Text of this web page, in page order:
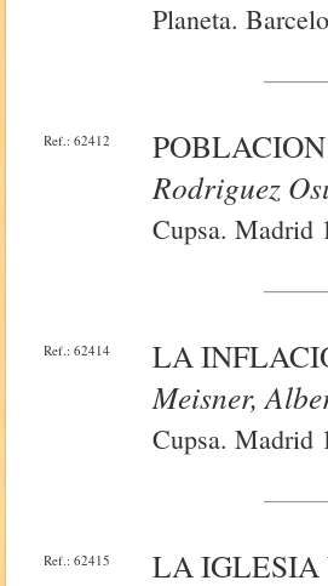
Planeta.
Ref.: 62412
Rodriguez
Cupsa. Madrid
Ref.: 62414
LA
Meisner,
Cupsa. Madrid
Ref.: 62415
LA IGLESIA